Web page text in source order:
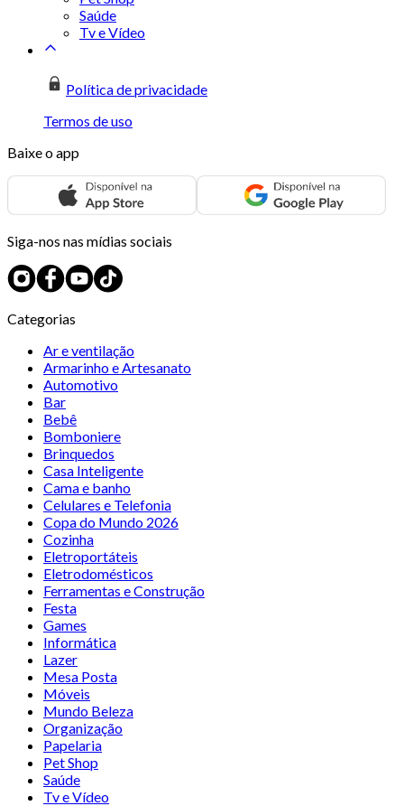
Saúde
Tv e Vídeo
Política de privacidade
Termos de uso
Baixe o app
Siga-nos nas mídias sociais
Categorias
Ar e ventilação
Armarinho e Artesanato
Automotivo
Bar
Bebê
Bomboniere
Brinquedos
Casa Inteligente
Cama e banho
Celulares e Telefonia
Copa do Mundo 2026
Cozinha
Eletroportáteis
Eletrodomésticos
Ferramentas e Construção
Festa
Games
Informática
Lazer
Mesa Posta
Móveis
Mundo Beleza
Organização
Papelaria
Pet Shop
Saúde
Tv e Vídeo